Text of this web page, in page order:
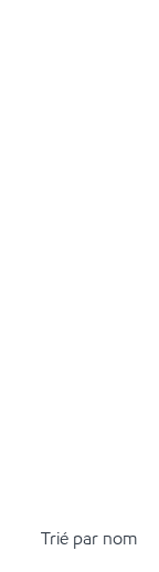
Trié par nom